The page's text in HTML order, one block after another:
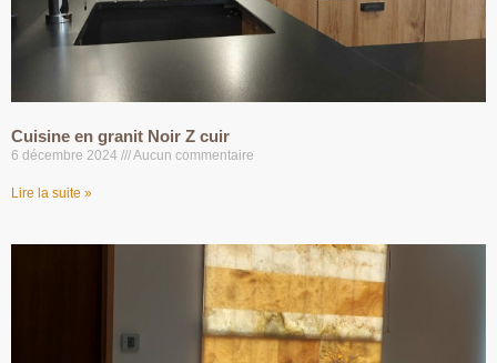
Cuisine en granit Noir Z cuir
6 décembre 2024 Aucun commentaire
Lire la suite »